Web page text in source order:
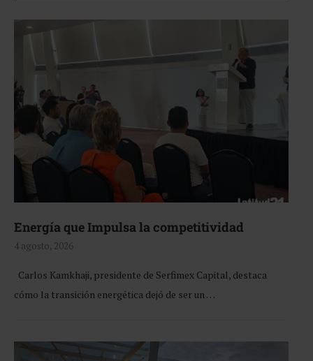
Energía que Impulsa la competitividad
4 agosto, 2026
Carlos Kamkhaji, presidente de Serfimex Capital, destaca
cómo la transición energética dejó de ser un …